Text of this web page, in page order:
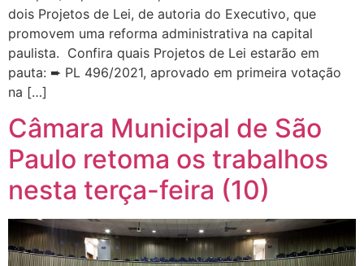
dois Projetos de Lei, de autoria do Executivo, que
promovem uma reforma administrativa na capital
paulista. Confira quais Projetos de Lei estarão em
pauta: ➨ PL 496/2021, aprovado em primeira votação
na […]
Câmara Municipal de São
Paulo retoma os trabalhos
nesta terça-feira (10)